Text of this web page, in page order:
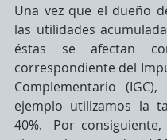
Una vez que el dueño
las utilidades
éstas se afectan
correspondiente del
Complementario
ejemplo utilizamos la
40%.  Por